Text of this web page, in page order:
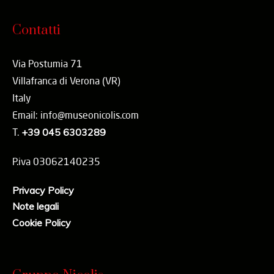
Contatti
Via Postumia 71
Villafranca di Verona (VR)
Italy
Email: info@museonicolis.com
T. +39 045 6303289
P.iva 03062140235
Privacy Policy
Note legali
Cookie Policy